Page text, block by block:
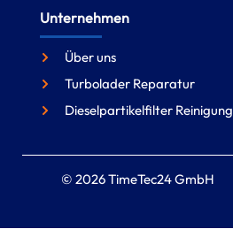
Unternehmen
Über uns
Turbolader Reparatur
Dieselpartikelfilter Reinigung
© 2026 TimeTec24 GmbH